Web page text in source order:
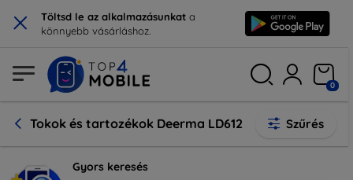
× Töltsd le az alkalmazásunkat a
könnyebb vásárláshoz.
0
Tokok és tartozékok Deerma LD612 Szűrés
Gyors keresés